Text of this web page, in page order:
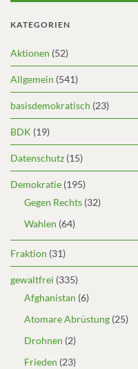
KATEGORIEN
Aktionen (52)
Allgemein (541)
basisdemokratisch (23)
BDK (19)
Datenschutz (15)
Demokratie (195)
Gegen Rechts (32)
Wahlen (64)
Fraktion (31)
gewaltfrei (335)
Afghanistan (6)
Atomare Abrüstung (25)
Drohnen (2)
Frieden (23)